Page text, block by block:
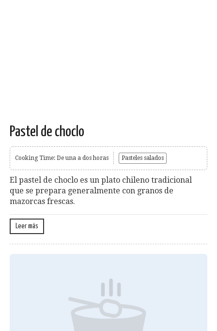
Pastel de choclo
Cooking Time: De una a dos horas Pasteles salados
El pastel de choclo es un plato chileno tradicional
que se prepara generalmente con granos de
mazorcas frescas.
Leer más